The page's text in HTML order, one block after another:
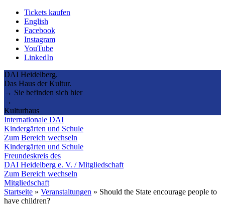
Tickets kaufen
English
Facebook
Instagram
YouTube
LinkedIn
DAI Heidelberg.
Das Haus der Kultur.
→ Sie befinden sich hier
→
Kulturhaus
Internationale DAI
Kindergärten und Schule
Zum Bereich wechseln
Kindergärten und Schule
Freundeskreis des
DAI Heidelberg e. V. / Mitgliedschaft
Zum Bereich wechseln
Mitgliedschaft
Startseite » Veranstaltungen » Should the State encourage people to
have children?